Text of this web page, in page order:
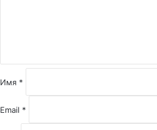
и
й
Имя *
Email *